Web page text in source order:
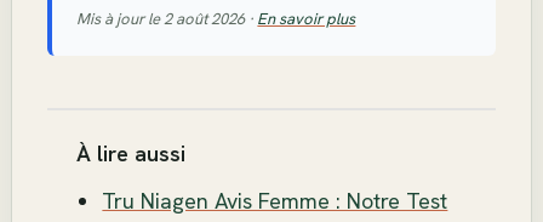
Mis à jour le 2 août 2026 · En savoir plus
À lire aussi
Tru Niagen Avis Femme : Notre Test